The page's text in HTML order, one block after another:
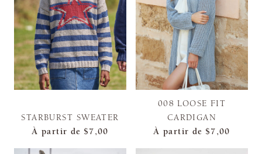
STARBURST SWEATER
À partir de $7,00
008 LOOSE FIT
CARDIGAN
À partir de $7,00